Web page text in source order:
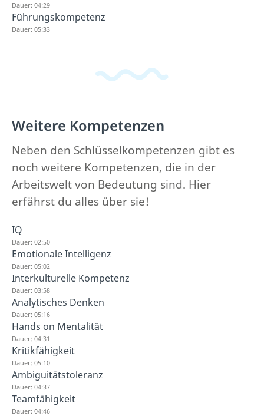
Dauer: 04:29
Führungskompetenz
Dauer: 05:33
Weitere Kompetenzen
Neben den Schlüsselkompetenzen gibt es
noch weitere Kompetenzen, die in der
Arbeitswelt von Bedeutung sind. Hier
erfährst du alles über sie!
IQ
Dauer: 02:50
Emotionale Intelligenz
Dauer: 05:02
Interkulturelle Kompetenz
Dauer: 03:58
Analytisches Denken
Dauer: 05:16
Hands on Mentalität
Dauer: 04:31
Kritikfähigkeit
Dauer: 05:10
Ambiguitätstoleranz
Dauer: 04:37
Teamfähigkeit
Dauer: 04:46